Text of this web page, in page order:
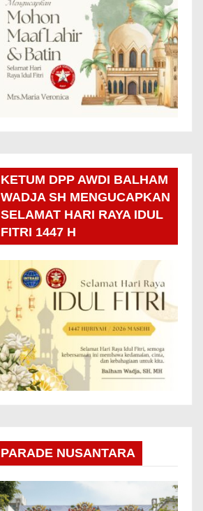
KETUM DPP AWDI BALHAM
WADJA SH MENGUCAPKAN
SELAMAT HARI RAYA IDUL
FITRI 1447 H
PARADE NUSANTARA